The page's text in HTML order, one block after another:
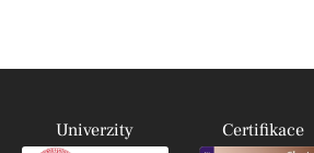
Univerzity Certifikace